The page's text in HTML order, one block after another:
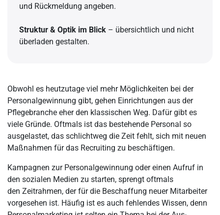
und Rückmeldung angeben.
Struktur & Optik im Blick – übersichtlich und nicht
überladen gestalten.
Obwohl es heutzutage viel mehr Möglichkeiten bei der
Personalgewinnung gibt, gehen Einrichtungen aus der
Pflegebranche eher den klassischen Weg. Dafür gibt es
viele Gründe. Oftmals ist das bestehende Personal so
ausgelastet, das schlichtweg die Zeit fehlt, sich mit neuen
Maßnahmen für das Recruiting zu beschäftigen.
Kampagnen zur Personalgewinnung oder einen Aufruf in
den sozialen Medien zu starten, sprengt oftmals
den Zeitrahmen, der für die Beschaffung neuer Mitarbeiter
vorgesehen ist. Häufig ist es auch fehlendes Wissen, denn